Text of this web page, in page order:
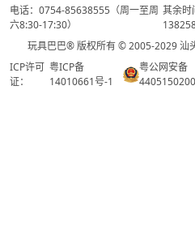
电话：0754-85638555（周一至周
六8:30-17:30）
其余时
玩具巴巴® 版权所有 © 2005-2029 汕
ICP许可
证：
粤ICP备
14010661号-1
粤公网安备